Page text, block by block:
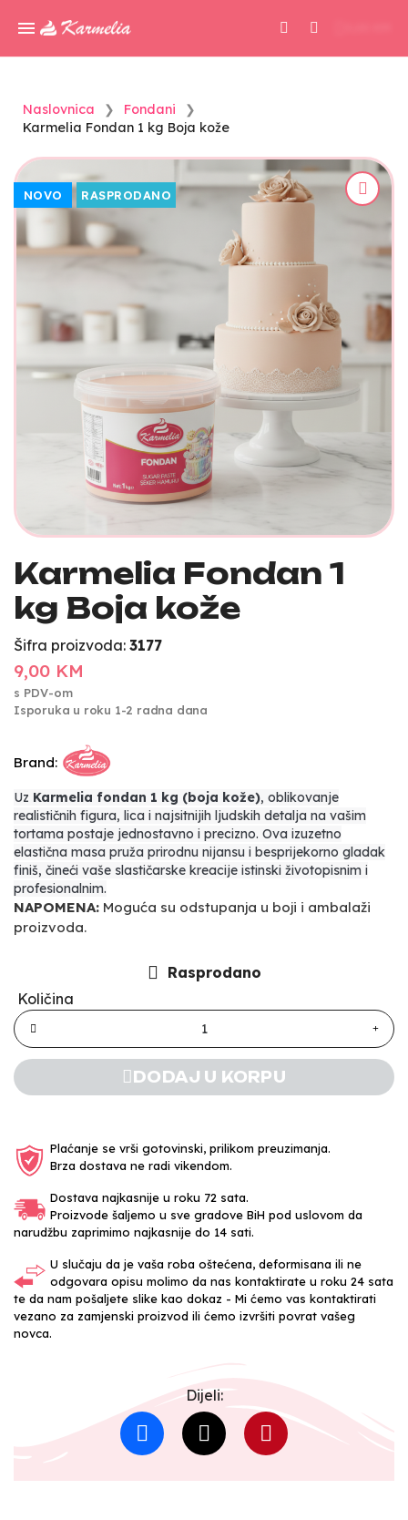
Naslovnica
Fondani
Karmelia Fondan 1 kg Boja kože
NOVO RASPRODANO
Karmelia Fondan 1
kg Boja kože
Šifra proizvoda: 3177
9,00 KM
s PDV-om
Isporuka u roku 1-2 radna dana
Brand:
Uz Karmelia fondan 1 kg (boja kože), oblikovanje
realističnih figura, lica i najsitnijih ljudskih detalja na vašim
tortama postaje jednostavno i precizno. Ova izuzetno
elastična masa pruža prirodnu nijansu i besprijekorno gladak
finiš, čineći vaše slastičarske kreacije istinski životopisnim i
profesionalnim.
NAPOMENA: Moguća su odstupanja u boji i ambalaži
proizvoda.
Rasprodano
Količina
DODAJ U KORPU
Plaćanje se vrši gotovinski, prilikom preuzimanja.
Brza dostava ne radi vikendom.
Dostava najkasnije u roku 72 sata.
Proizvode šaljemo u sve gradove BiH pod uslovom da
narudžbu zaprimimo najkasnije do 14 sati.
U slučaju da je vaša roba oštećena, deformisana ili ne
odgovara opisu molimo da nas kontaktirate u roku 24 sata
te da nam pošaljete slike kao dokaz - Mi ćemo vas kontaktirati
vezano za zamjenski proizvod ili ćemo izvršiti povrat vašeg
novca.
Dijeli: